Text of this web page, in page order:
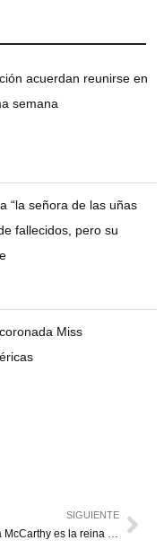
acuerdan reunirse en
semana
“la señora de las uñas
fallecidos, pero su
Miss
SIGUIENTE
Melissa McCarthy es la reina de la taquilla con Spy